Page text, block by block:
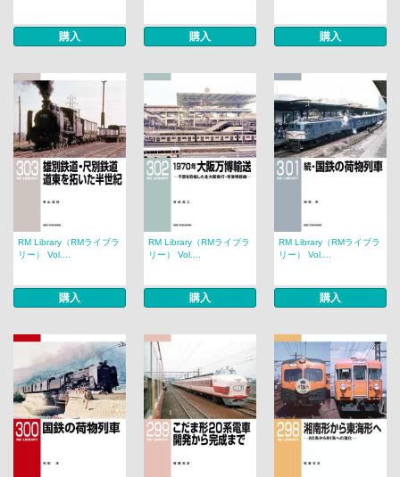
購入 購入 購入
RM Library（RMライブラ
リー） Vol....
購入
RM Library（RMライブラ
リー） Vol....
購入
RM Library（RMライブラ
リー） Vol....
購入